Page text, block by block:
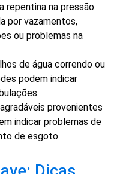
repentina na pressão
por vazamentos,
ou problemas na
de água correndo ou
podem indicar
provenientes
indicar problemas de
de esgoto.